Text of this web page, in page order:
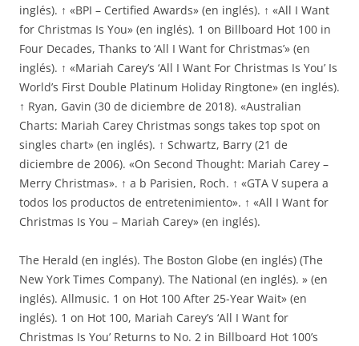
inglés). ↑ «BPI – Certified Awards» (en inglés). ↑ «All I Want
for Christmas Is You» (en inglés). 1 on Billboard Hot 100 in
Four Decades, Thanks to ‘All I Want for Christmas’» (en
inglés). ↑ «Mariah Carey’s ‘All I Want For Christmas Is You’ Is
World’s First Double Platinum Holiday Ringtone» (en inglés).
↑ Ryan, Gavin (30 de diciembre de 2018). «Australian
Charts: Mariah Carey Christmas songs takes top spot on
singles chart» (en inglés). ↑ Schwartz, Barry (21 de
diciembre de 2006). «On Second Thought: Mariah Carey –
Merry Christmas». ↑ a b Parisien, Roch. ↑ «GTA V supera a
todos los productos de entretenimiento». ↑ «All I Want for
Christmas Is You – Mariah Carey» (en inglés).
The Herald (en inglés). The Boston Globe (en inglés) (The
New York Times Company). The National (en inglés). » (en
inglés). Allmusic. 1 on Hot 100 After 25-Year Wait» (en
inglés). 1 on Hot 100, Mariah Carey’s ‘All I Want for
Christmas Is You’ Returns to No. 2 in Billboard Hot 100’s